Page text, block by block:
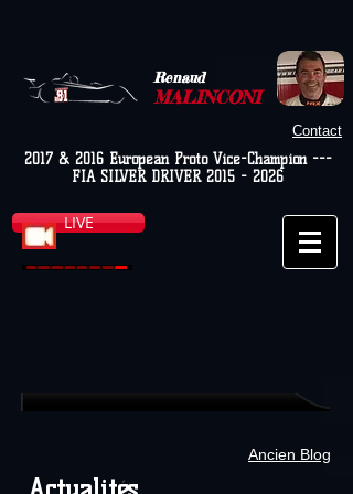
Renaud
MALINCONI
Contact
2017 & 2016 European Proto Vice-Champion ---
FIA SILVER DRIVER 2015 - 2026
LIVE
Ancien Blog